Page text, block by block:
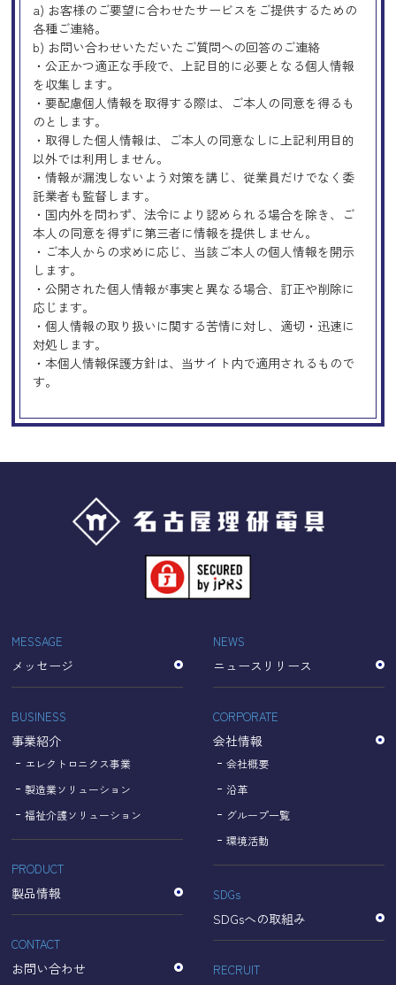
a) お客様のご要望に合わせたサービスをご提供するための
各種ご連絡。
b) お問い合わせいただいたご質問への回答のご連絡
・公正かつ適正な手段で、上記目的に必要となる個人情報
を収集します。
・要配慮個人情報を取得する際は、ご本人の同意を得るも
のとします。
・取得した個人情報は、ご本人の同意なしに上記利用目的
以外では利用しません。
・情報が漏洩しないよう対策を講じ、従業員だけでなく委
託業者も監督します。
・国内外を問わず、法令により認められる場合を除き、ご
本人の同意を得ずに第三者に情報を提供しません。
・ご本人からの求めに応じ、当該ご本人の個人情報を開示
します。
・公開された個人情報が事実と異なる場合、訂正や削除に
応じます。
・個人情報の取り扱いに関する苦情に対し、適切・迅速に
対処します。
・本個人情報保護方針は、当サイト内で適用されるもので
す。
Googleアナリティクスの使用につい
当サイトでは、より良いサービスの提供、またユーザビリ
ティの向上のため、Googleアナリティクスを使用し、当サ
イトの利用状況などのデータ収集及び解析を行っておりま
す。その際、「Cookie」を通じて、Googleがお客様のIPア
ドレスなどの情報を収集する場合がありますが、
「Cookie」で収集される情報は個人を特定できるものでは
収集されたデータはGoogleのプライバシーポリシーにおい
て管理されます。
なお、当サイトのご利用をもって、上述の方法・目的にお
いてGoogle及び当サイトが行うデータ処理に関し、お客様
【Googleのプライバシーポリシー】
https://policies.google.com/privacy?hl=ja
https://policies.google.com/technologies/partner-sites?
hl=ja
個人情報に関するお問い合わせ窓口
名古屋理研電具株式会社
TEL：052-833-1248
MESSAGE
メッセージ
BUSINESS
事業紹介
エレクトロニクス事業
製造業ソリューション
福祉介護ソリューション
PRODUCT
製品情報
CONTACT
お問い合わせ
NEWS
ニュースリリース
CORPORATE
会社情報
会社概要
沿革
グループ一覧
環境活動
SDGs
SDGsへの取組み
RECRUIT